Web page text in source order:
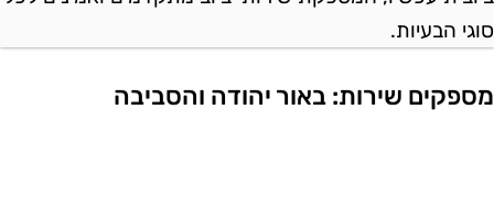
הבעיות.
שירות: באור יהודה והסביבה